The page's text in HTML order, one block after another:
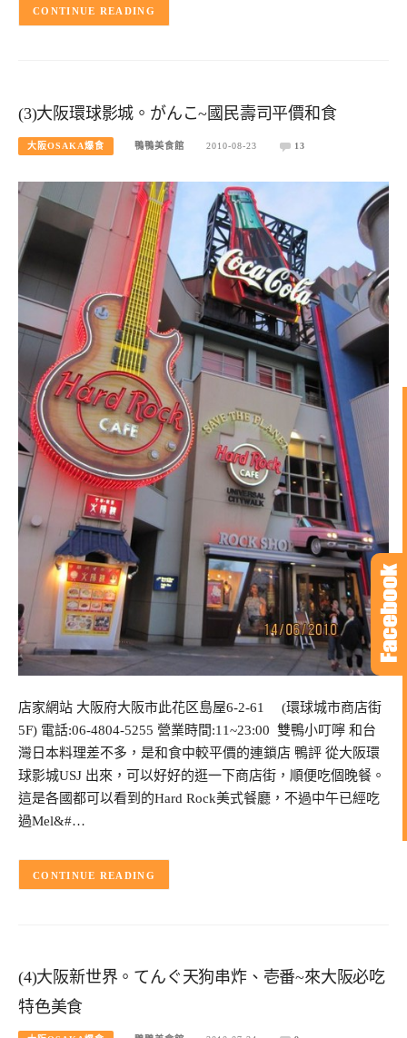
CONTINUE READING
(3)大阪環球影城。がんこ~國民壽司平價和食
大阪OSAKA爆食 鴨鴨美食館 2010-08-23 13
店家網站 大阪府大阪市此花区島屋6-2-61 (環球城市商店街
5F) 電話:06-4804-5255 營業時間:11~23:00 雙鴨小叮嚀 和台
灣日本料理差不多，是和食中較平價的連鎖店 鴨評 從大阪環
球影城USJ 出來，可以好好的逛一下商店街，順便吃個晚餐。
這是各國都可以看到的Hard Rock美式餐廳，不過中午已經吃
過Mel&#…
CONTINUE READING
(4)大阪新世界。てんぐ天狗串炸、壱番~來大阪必吃
特色美食